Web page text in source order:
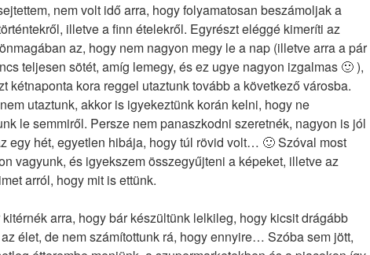
nem volt idő arra, hogy folyamatosan beszámoljak a
illetve a finn ételekről. Egyrészt eléggé kimeríti az
az, hogy nem nagyon megy le a nap (illetve arra a pár
teljesen sötét, amíg lemegy, és ez ugye nagyon izgalmas 🙂 ),
kétnaponta kora reggel utaztunk tovább a következő városba.
utaztunk, akkor is igyekeztünk korán kelni, hogy ne
le semmiről. Persze nem panaszkodni szeretnék, nagyon is jól
egy hét, egyetlen hibája, hogy túl rövid volt… 🙂 Szóval most
vagyunk, és igyekszem összegyűjteni a képeket, illetve az
arról, hogy mit is ettünk.
arra, hogy bár készültünk lelkileg, hogy kicsit drágább
élet, de nem számítottunk rá, hogy ennyire… Szóba sem jött,